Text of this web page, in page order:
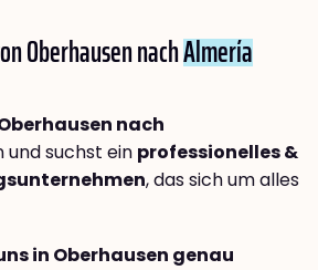
Oberhausen nachAlmería
nach
und suchst ein professionelles &
, das sich um alles
in Oberhausen genau